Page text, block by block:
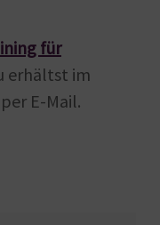
für
erhältst im
E-Mail.